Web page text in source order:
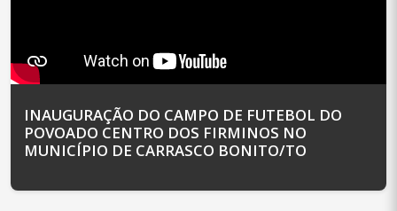
INAUGURAÇÃO DO CAMPO DE FUTEBOL DO
POVOADO CENTRO DOS FIRMINOS NO
MUNICÍPIO DE CARRASCO BONITO/TO